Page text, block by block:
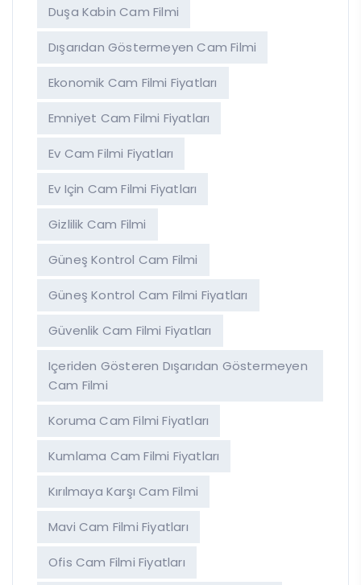
Duşa Kabin Cam Filmi
Dışarıdan Göstermeyen Cam Filmi
Ekonomik Cam Filmi Fiyatları
Emniyet Cam Filmi Fiyatları
Ev Cam Filmi Fiyatları
Ev Için Cam Filmi Fiyatları
Gizlilik Cam Filmi
Güneş Kontrol Cam Filmi
Güneş Kontrol Cam Filmi Fiyatları
Güvenlik Cam Filmi Fiyatları
Içeriden Gösteren Dışarıdan Göstermeyen
Cam Filmi
Koruma Cam Filmi Fiyatları
Kumlama Cam Filmi Fiyatları
Kırılmaya Karşı Cam Filmi
Mavi Cam Filmi Fiyatları
Ofis Cam Filmi Fiyatları